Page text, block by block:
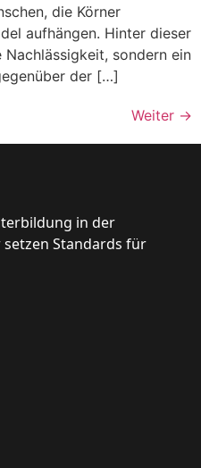
die Körner
aufhängen. Hinter dieser
sondern ein
der […]
Weiter →
in der
Standards für